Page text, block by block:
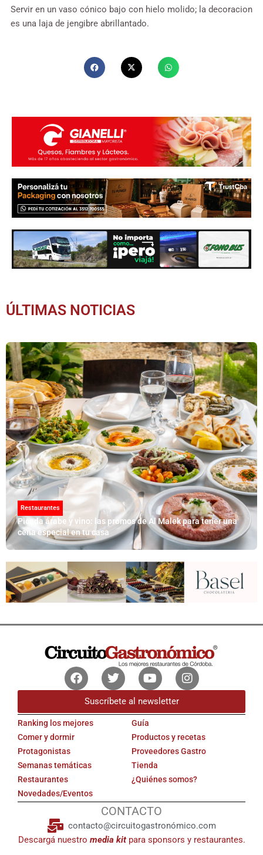
Servir en un vaso cónico bajo con hielo molido; la decoracion
es una laja de jengibre abrillantado.
ÚLTIMAS NOTICIAS
Restaurantes
Picada árabe y vino: las promos de Al Malek para tener una
cena especial en tu casa
FacebookTwitterYoutubeInstagram
Suscríbete al newsletter
Ranking los mejores
Comer y dormir
Protagonistas
Semanas temáticas
Restaurantes
Novedades/Eventos
Guía
Productos y recetas
Proveedores Gastro
Tienda
¿Quiénes somos?
CONTACTO
contacto@circuitogastronómico.com
Descargá nuestro media kitpara sponsors y restaurantes.